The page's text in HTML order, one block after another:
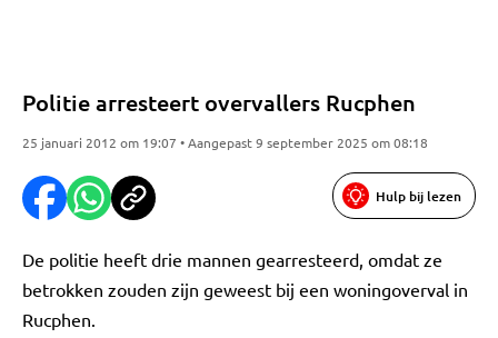
Politie arresteert overvallers Rucphen
25 januari 2012 om 19:07 • Aangepast 9 september 2025 om 08:18
Hulp bij lezen
De politie heeft drie mannen gearresteerd, omdat ze
betrokken zouden zijn geweest bij een woningoverval in
Rucphen.